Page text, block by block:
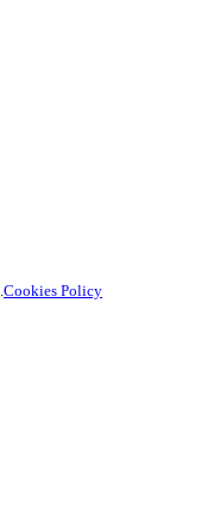
Cookies Policy